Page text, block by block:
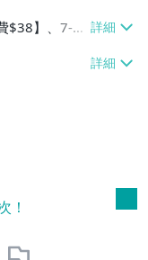
$38】、7-EL
】、萊爾富
！